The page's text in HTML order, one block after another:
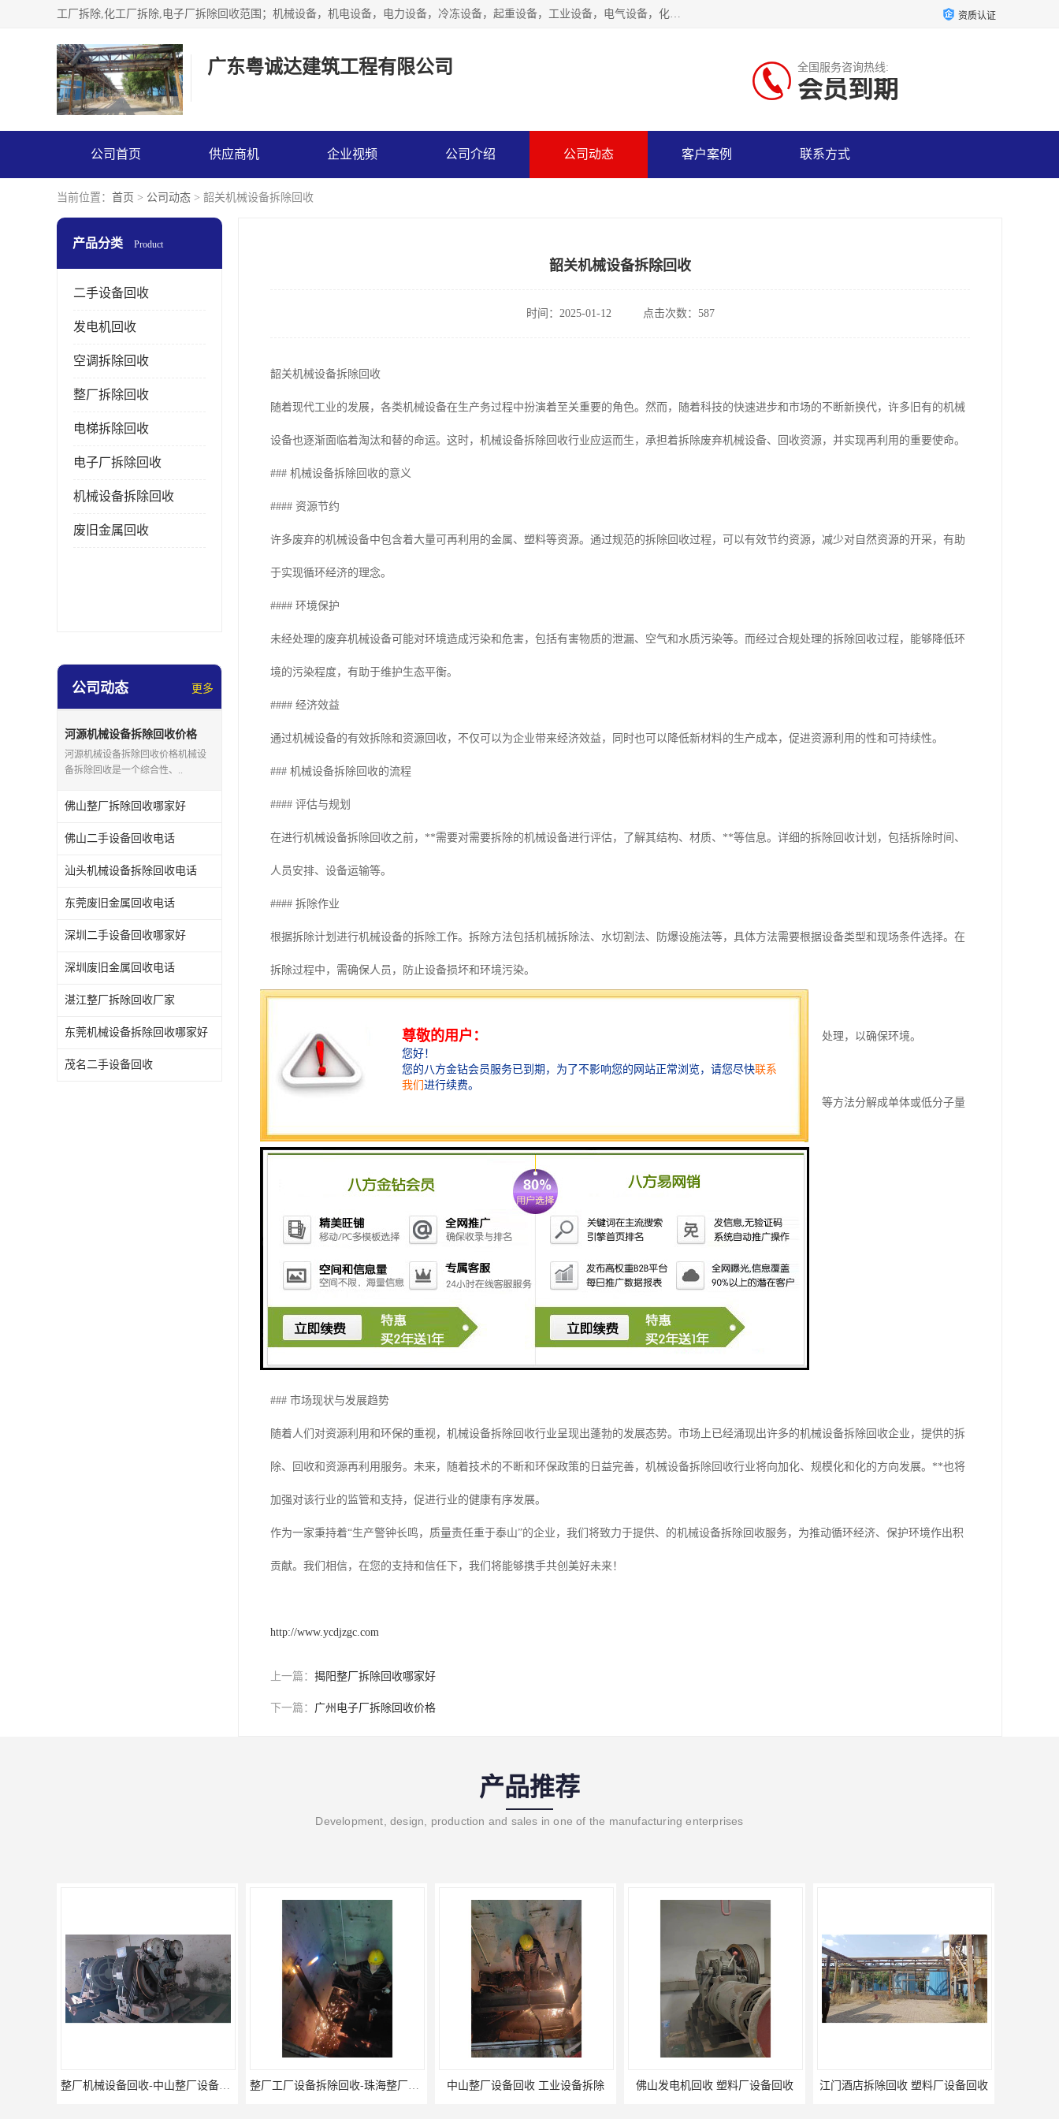
工厂拆除,化工厂拆除,电子厂拆除回收范围；机械设备，机电设备，电力设备，冷冻设备，起重设备，工业设备，电气设备，化工设备，木工设备，纺织设备，印染设备，水洗设备，电力物资，废旧金属，废旧物资，二手锅炉，二手电梯。 资质认证
广东粤诚达建筑工程有限公司 全国服务咨询热线:
会员到期
公司首页 供应商机 企业视频 公司介绍 公司动态 客户案例 联系方式
当前位置： 首页 > 公司动态 > 韶关机械设备拆除回收
产品分类 Product
二手设备回收
发电机回收
空调拆除回收
整厂拆除回收
电梯拆除回收
电子厂拆除回收
机械设备拆除回收
废旧金属回收
公司动态 更多
河源机械设备拆除回收价格
河源机械设备拆除回收价格机械设
备拆除回收是一个综合性、..
佛山整厂拆除回收哪家好
佛山二手设备回收电话
汕头机械设备拆除回收电话
东莞废旧金属回收电话
深圳二手设备回收哪家好
深圳废旧金属回收电话
湛江整厂拆除回收厂家
东莞机械设备拆除回收哪家好
茂名二手设备回收
韶关机械设备拆除回收
时间：2025-01-12 点击次数：587
韶关机械设备拆除回收
随着现代工业的发展，各类机械设备在生产务过程中扮演着至关重要的角色。然而，随着科技的快速进步和市场的不断新换代，许多旧有的机械
设备也逐渐面临着淘汰和替的命运。这时，机械设备拆除回收行业应运而生，承担着拆除废弃机械设备、回收资源，并实现再利用的重要使命。
### 机械设备拆除回收的意义
#### 资源节约
许多废弃的机械设备中包含着大量可再利用的金属、塑料等资源。通过规范的拆除回收过程，可以有效节约资源，减少对自然资源的开采，有助
于实现循环经济的理念。
#### 环境保护
未经处理的废弃机械设备可能对环境造成污染和危害，包括有害物质的泄漏、空气和水质污染等。而经过合规处理的拆除回收过程，能够降低环
境的污染程度，有助于维护生态平衡。
#### 经济效益
通过机械设备的有效拆除和资源回收，不仅可以为企业带来经济效益，同时也可以降低新材料的生产成本，促进资源利用的性和可持续性。
### 机械设备拆除回收的流程
#### 评估与规划
在进行机械设备拆除回收之前，**需要对需要拆除的机械设备进行评估，了解其结构、材质、**等信息。详细的拆除回收计划，包括拆除时间、
人员安排、设备运输等。
#### 拆除作业
根据拆除计划进行机械设备的拆除工作。拆除方法包括机械拆除法、水切割法、防爆设施法等，具体方法需要根据设备类型和现场条件选择。在
拆除过程中，需确保人员，防止设备损坏和环境污染。
#### 分类处理
将拆除下来的机械设备部件进行分类处理，如金属部件、塑料部件、电子元件等。对含有有害物质的部件进行特殊处理，以确保环境。
#### 资源回收
分类处理后的可回收材料送往回收企业进行再加工处理。金属部件可以进行熔炼和再利用；塑料部件可以通过热解等方法分解成单体或低分子量
的化合物，用于生产新的材料；电子元件中的有**金属可以通过冶炼等方法提取出来。
在拆除过程中，严格遵守操作规程，确保人员和设备的。
#### 环保要求
#### 合法合规
确保拆除和回收工作合法合规进行，避免侵犯他人的知识产权和合法权益。
### 市场现状与发展趋势
随着人们对资源利用和环保的重视，机械设备拆除回收行业呈现出蓬勃的发展态势。市场上已经涌现出许多的机械设备拆除回收企业，提供的拆
除、回收和资源再利用服务。未来，随着技术的不断和环保政策的日益完善，机械设备拆除回收行业将向加化、规模化和化的方向发展。**也将
加强对该行业的监管和支持，促进行业的健康有序发展。
作为一家秉持着“生产警钟长鸣，质量责任重于泰山”的企业，我们将致力于提供、的机械设备拆除回收服务，为推动循环经济、保护环境作出积
贡献。我们相信，在您的支持和信任下，我们将能够携手共创美好未来！
http://www.ycdjzgc.com
上一篇： 揭阳整厂拆除回收哪家好
下一篇： 广州电子厂拆除回收价格
产品推荐
Development, design, production and sales in one of the manufacturing enterprises
整厂机械设备回收-中山整厂设备拆除回收 整厂工厂设备拆除回收-珠海整厂设备拆除回收 中山整厂设备回收 工业设备拆除 佛山发电机回收 塑料厂设备回收 江门酒店拆除回收 塑料厂设备回收